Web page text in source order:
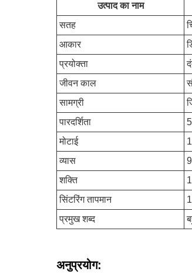
उत्पाद का नाम
सतह
आकार
प्रयोक्ता
जीवन काल
सामग्री
पारदर्शिता
मोटाई
व्यास
शक्ति
सिंटरिंग तापमान
प्रमुख शब्द
अनुप्रयोग: